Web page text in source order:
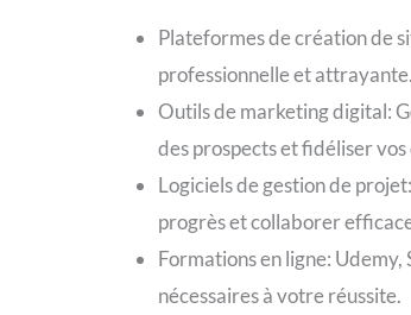
Plateformes de création de
professionnelle et attrayante.
Outils de marketing digital:
des prospects et fidéliser vos
Logiciels de gestion de
progrès et collaborer
Formations en ligne:
nécessaires à votre réussite.